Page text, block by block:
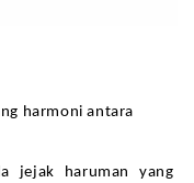
harmoni antara
jejak haruman yang